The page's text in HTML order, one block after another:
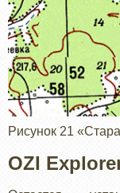
Рисунок 21
OZI